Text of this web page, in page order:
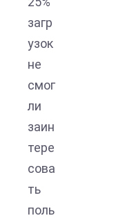
загр
узок
не
смог
ли
заин
тере
сова
ть
поль